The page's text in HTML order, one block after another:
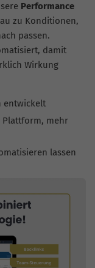
Performance
zu Konditionen,
passen.
damit
Wirkung
entwickelt
Plattform, mehr
lassen